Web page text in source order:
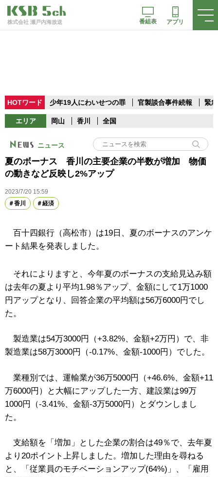
株式会社 瀬戸内海放送 番組表 アプリ
HOTワード 少年19人にわいせつの罪 官製談合事件続報 緊
エリア 岡山 香川 全国
ニュース
夏のボーナス 香川の主要企業の半数が増加 物価
の動きなど反映し2%アップ
2023/7/20 15:59
香川
経済
百十四銀行（高松市）は19 日、夏のボーナスのアンケ
ート結果を発表しました。
それによりますと、今年夏のボーナスの支給見込み額
は去年の夏より平均1.98％アップ、金額にして1万1000
円アップとなり、回答企業の平均額は56万6000円でし
た。
製造業は54万3000円（+3.82%、金額+2万円）で、非
製造業は58万3000円（-0.17%、金額-1000円）でした。
業種別では、運輸業が36万5000円（+46.6%、金額+11
万6000円）と大幅にアップした一方、建設業は99万
1000円（-3.41%、金額-3万5000円）とダウンしまし
た。
支給額を「増加」とした企業の割合は49％で、去年夏
より 20ポイント上昇しました。増加した理由を尋ねる
と、「従業員のモチベーションアップ(64%) 」、「雇用